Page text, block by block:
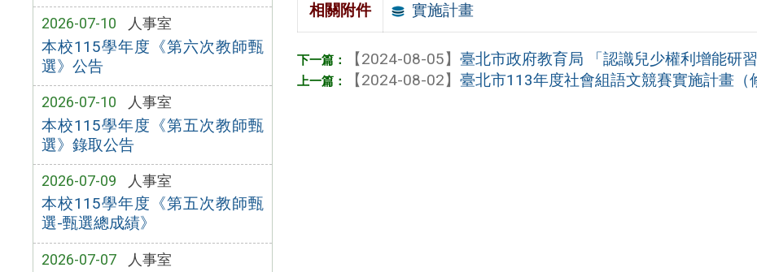
2026-07-10 人事室
本校115學年度《第六次教師甄
選》公告
2026-07-10 人事室
本校115學年度《第五次教師甄
選》錄取公告
2026-07-09 人事室
本校115學年度《第五次教師甄
選-甄選總成績》
2026-07-07 人事室
相關附件 實施計畫
【2024-08-05】臺北市政府教育局 「認識兒少權利增能研習
【2024-08-02】臺北市113年度社會組語文競賽實施計畫（